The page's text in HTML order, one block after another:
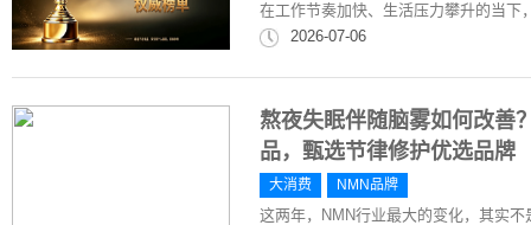
在工作节奏加快、生活压力攀升的当下
2026-07-06
熬夜失眠伴随脑雾如何改善
品，甄选节律修护优选品牌
大消费 NMN品牌
这两年，NMN行业最大的变化，其实